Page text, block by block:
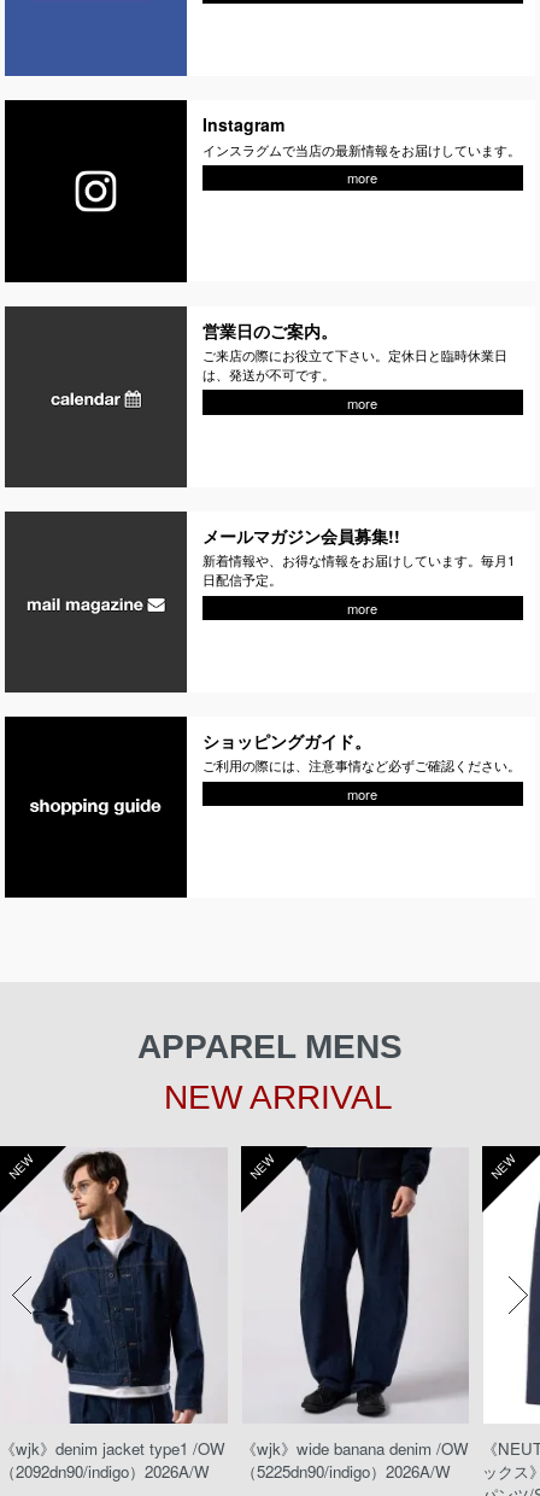
Instagram
インスラグムで当店の最新情報をお届けしています。
more
営業日のご案内。
ご来店の際にお役立て下さい。定休日と臨時休業日
は、発送が不可です。
more
メールマガジン会員募集!!
新着情報や、お得な情報をお届けしています。毎月1
日配信予定。
more
ショッピングガイド。
ご利用の際には、注意事情など必ずご確認ください。
more
APPAREL MENS
NEW ARRIVAL
NEW
《wjk》denim jacket type1 /OW
（2092dn90/indigo）2026A/W
NEW
《wjk》wide banana denim /OW
（5225dn90/indigo）2026A/W
NEW
《
ックス